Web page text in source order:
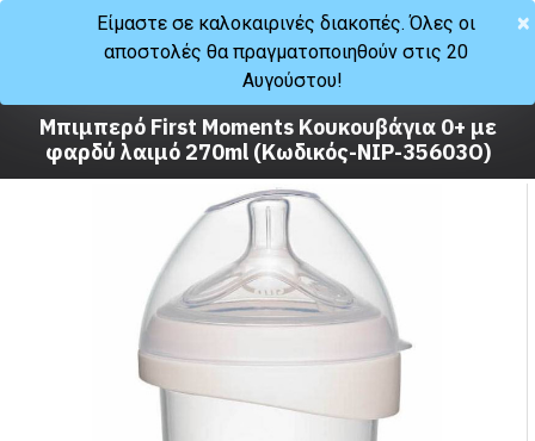
Φαγητό Μπιμπερό
Μπιμπερό First Moments Κουκουβάγια 0+ με
φαρδύ λαιμό 270ml (Κωδικός-NIP-35603O)
×
Είμαστε σε καλοκαιρινές διακοπές. Όλες οι
αποστολές θα πραγματοποιηθούν στις 20
Αυγούστου!